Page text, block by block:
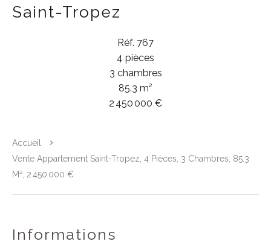
Saint-Tropez
Réf. 767
4 pièces
3 chambres
85.3 m²
2 450 000 €
Accueil
Vente Appartement Saint-Tropez, 4 Pièces, 3 Chambres, 85.3
M², 2 450 000 €
Informations